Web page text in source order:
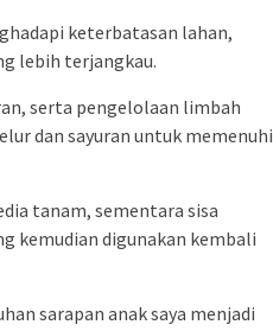
keterbatasan lahan,
lebih terjangkau.
serta pengelolaan limbah
dan sayuran untuk memenuhi
tanam, sementara sisa
kemudian digunakan kembali
sarapan anak saya menjadi